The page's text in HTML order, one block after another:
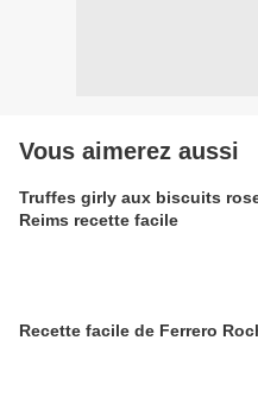
Vous aimerez aussi
Truffes girly aux biscuits
Reims recette facile
Recette facile de Ferrero